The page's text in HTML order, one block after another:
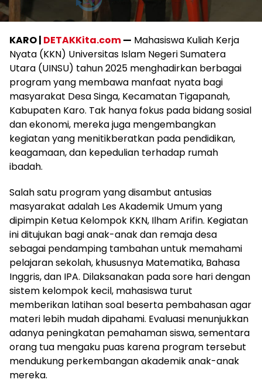
KARO | DETAKKita.com— Mahasiswa Kuliah Kerja
Nyata (KKN) Universitas Islam Negeri Sumatera
Utara (UINSU) tahun 2025 menghadirkan berbagai
program yang membawa manfaat nyata bagi
masyarakat Desa Singa, Kecamatan Tigapanah,
Kabupaten Karo. Tak hanya fokus pada bidang sosial
dan ekonomi, mereka juga mengembangkan
kegiatan yang menitikberatkan pada pendidikan,
keagamaan, dan kepedulian terhadap rumah
ibadah.
Salah satu program yang disambut antusias
masyarakat adalah Les Akademik Umum yang
dipimpin Ketua Kelompok KKN, Ilham Arifin. Kegiatan
ini ditujukan bagi anak-anak dan remaja desa
sebagai pendamping tambahan untuk memahami
pelajaran sekolah, khususnya Matematika, Bahasa
Inggris, dan IPA. Dilaksanakan pada sore hari dengan
sistem kelompok kecil, mahasiswa turut
memberikan latihan soal beserta pembahasan agar
materi lebih mudah dipahami. Evaluasi menunjukkan
adanya peningkatan pemahaman siswa, sementara
orang tua mengaku puas karena program tersebut
mendukung perkembangan akademik anak-anak
mereka.